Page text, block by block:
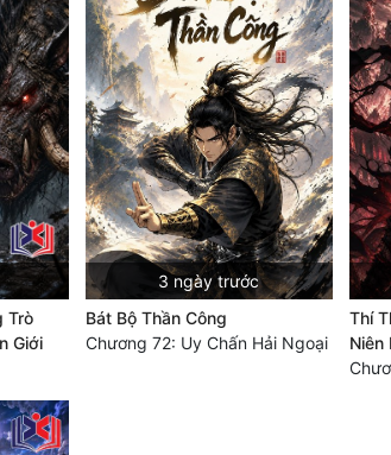
Trò
Giới
3 ngày trước
Bát Bộ Thần Công
Chương 72: Uy Chấn Hải Ngoại
Thí
Niên